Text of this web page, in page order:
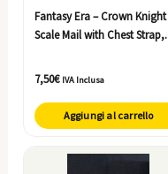
Fantasy Era – Crown Knight
Scale Mail with Chest Strap,
Sided Head, Dark Bluish Gray
Legs, Quiver
7,50€ IVA Inclusa
Aggiungi al carrello